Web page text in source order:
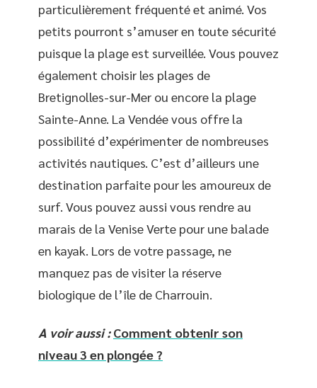
particulièrement fréquenté et animé. Vos
petits pourront s’amuser en toute sécurité
puisque la plage est surveillée. Vous pouvez
également choisir les plages de
Bretignolles-sur-Mer ou encore la plage
Sainte-Anne. La Vendée vous offre la
possibilité d’expérimenter de nombreuses
activités nautiques. C’est d’ailleurs une
destination parfaite pour les amoureux de
surf. Vous pouvez aussi vous rendre au
marais de la Venise Verte pour une balade
en kayak. Lors de votre passage, ne
manquez pas de visiter la réserve
biologique de l’île de Charrouin.
A voir aussi : Comment obtenir son
niveau 3 en plongée ?